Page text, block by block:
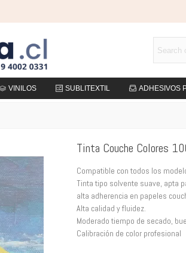
VINILOS SUBLITEXTIL ADHESIVOS
Tinta Couche Colores
Compatible con todos los
Tinta tipo solvente suave, apta
alta adherencia en papeles
Alta calidad y fluidez.
Moderado tiempo de secado,
Calibración de color profesional